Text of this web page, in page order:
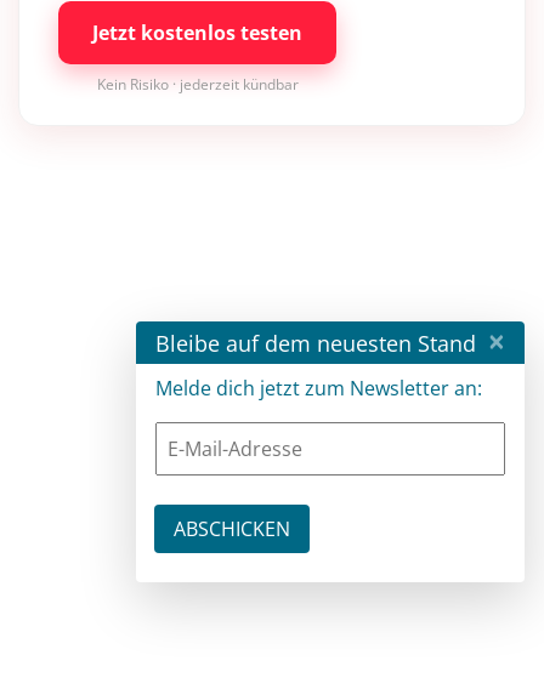
Jetzt kostenlos testen
Kein Risiko · jederzeit kündbar
Bleibe auf dem neuesten Stand ×
Melde dich jetzt zum Newsletter an: